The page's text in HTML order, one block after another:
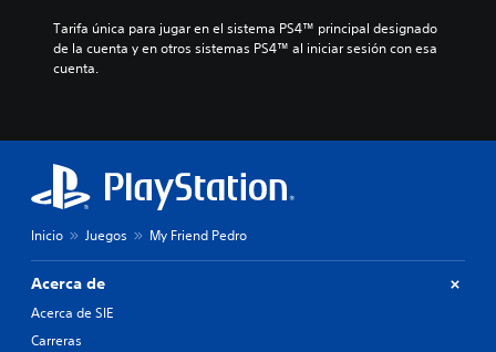
Tarifa única para jugar en el sistema PS4™ principal designado
de la cuenta y en otros sistemas PS4™ al iniciar sesión con esa
cuenta.
Inicio Juegos My Friend Pedro
Acerca de
Acerca de SIE
Carreras